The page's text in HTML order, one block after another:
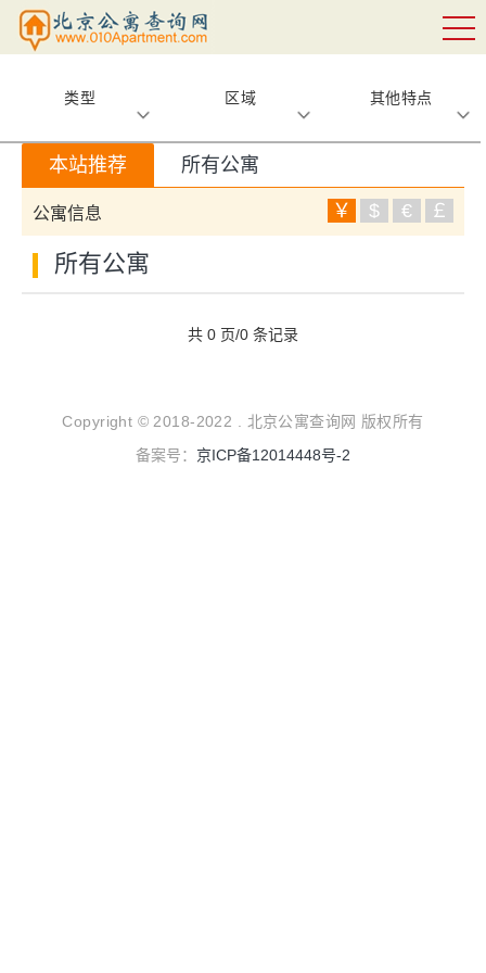
类型 区域 其他特点
本站推荐 所有公寓
公寓信息 ￥ $ € ￡
所有公寓
共 0 页/0 条记录
Copyright © 2018-2022 . 北京公寓查询网 版权所有
备案号： 京ICP备12014448号-2